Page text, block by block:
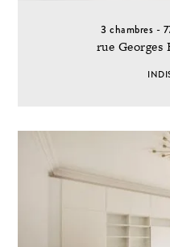
3 chambres -
rue Georges